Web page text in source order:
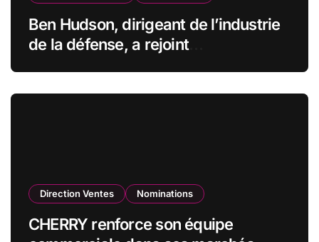
Ben Hudson, dirigeant de l’industrie
de la défense, a rejoint
Direction Ventes Nominations
CHERRY renforce son équipe